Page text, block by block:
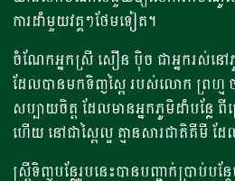
ការដាំមួយវគ្គៗថែមទៀត។
ចំណែកអ្នកស្រី សឿន ប៉ិច ជាអ្នករស់នៅ
ដែលបានមកទិញស្ពៃ របស់លោក ព្រហ្ម ថ
សប្បាយចិត្ត ដែលមានអ្នកភូមិដាំបន្លែ ពី
ហើយ នៅជាស្ពៃល្អ គ្មានសារជាតិគីមី
ស្រ្តីទិញបន្លែរូបនេះបានបញ្ជាក់ប្រាប់បន្